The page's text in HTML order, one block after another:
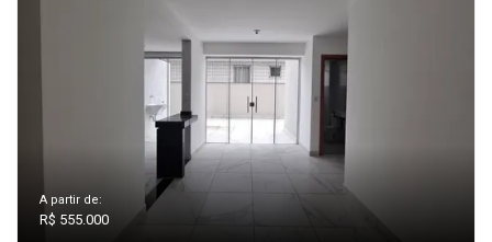
A partir de:
R$ 555.000